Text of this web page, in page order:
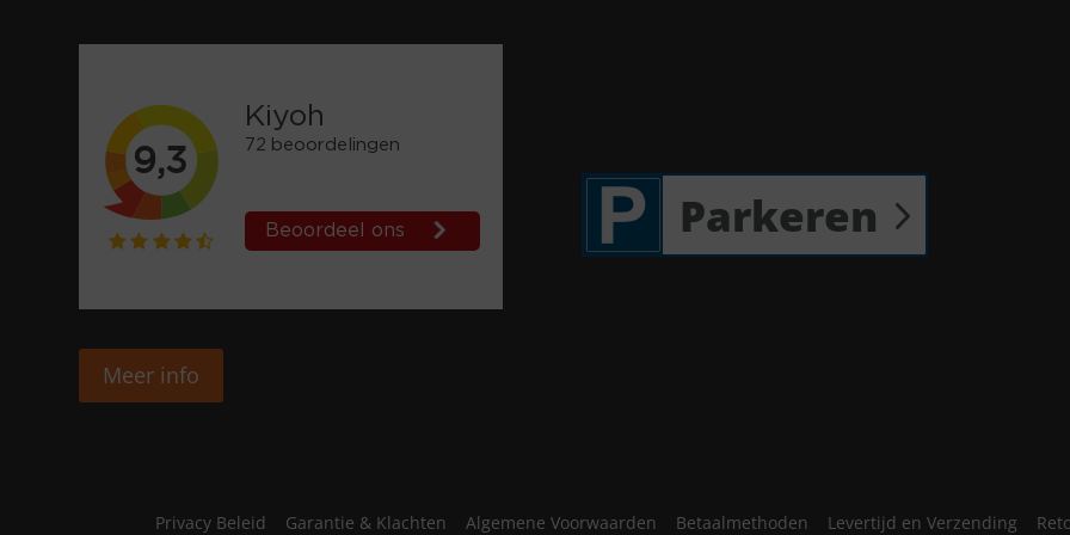
Meer info
Parkeren
Privacy Beleid Garantie & Klachten Algemene Voorwaarden Betaalmethoden Levertijd en Verzending